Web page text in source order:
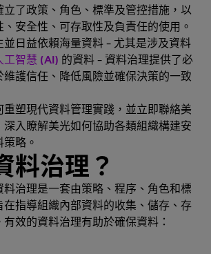
了政策、角色、標準及管控措施，以
安全性、可存取性及負責任的使用。
並日益依賴海量資料 - 尤其是涉及資料
工智慧 (AI) 的資料 - 資料治理提供了必
維護信任、降低風險並確保決策的一致
重塑現代資料管理實踐，並立即聯絡美
深入瞭解美光如何協助各類組織構建安
略。
料治理？
料治理是一套由策略、程序、角色和標
在指導組織內部資料的收集、儲存、存
效的資料治理有助於確保資料：